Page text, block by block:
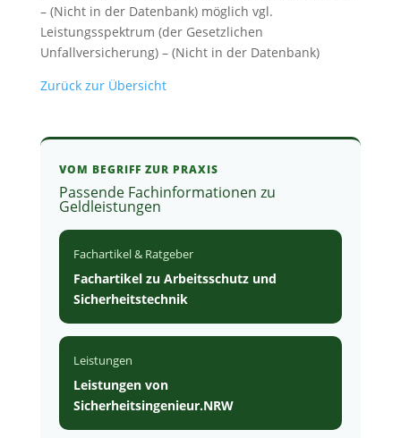
– (Nicht in der Datenbank) möglich vgl.
Leistungsspektrum (der Gesetzlichen
Unfallversicherung) – (Nicht in der Datenbank)
Zurück zur Übersicht
VOM BEGRIFF ZUR PRAXIS
Passende Fachinformationen zu
Geldleistungen
Fachartikel & Ratgeber
Fachartikel zu Arbeitsschutz und
Sicherheitstechnik
Leistungen
Leistungen von
Sicherheitsingenieur.NRW